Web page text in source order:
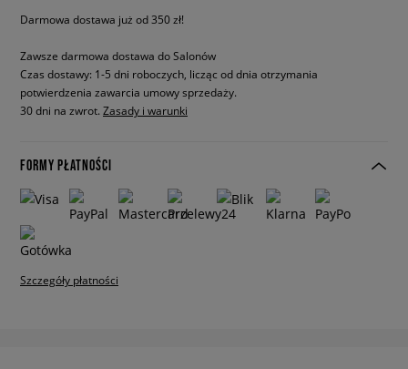
Darmowa dostawa już od 350 zł!
Zawsze darmowa dostawa do Salonów
Czas dostawy: 1-5 dni roboczych, licząc od dnia otrzymania
potwierdzenia zawarcia umowy sprzedaży.
30 dni na zwrot. Zasady i warunki
FORMY PŁATNOŚCI
Szczegóły płatności